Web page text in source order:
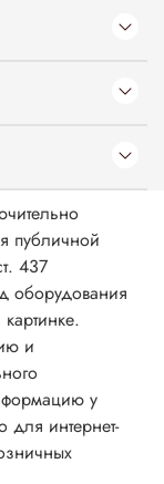
публичной
437
оборудования
и
у
для интернет-